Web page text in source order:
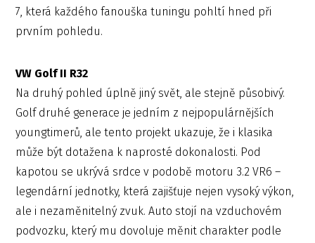
7, která každého fanouška tuningu pohltí hned při
prvním pohledu.
VW Golf II R32
Na druhý pohled úplně jiný svět, ale stejně působivý.
Golf druhé generace je jedním z nejpopulárnějších
youngtimerů, ale tento projekt ukazuje, že i klasika
může být dotažena k naprosté dokonalosti. Pod
kapotou se ukrývá srdce v podobě motoru 3.2 VR6 –
legendární jednotky, která zajišťuje nejen vysoký výkon,
ale i nezaměnitelný zvuk. Auto stojí na vzduchovém
podvozku, který mu dovoluje měnit charakter podle